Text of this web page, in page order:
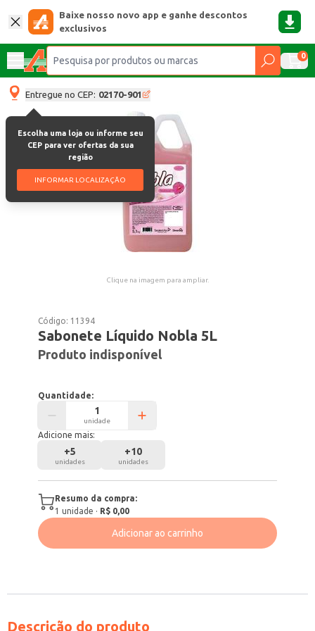
Baixe nosso novo app e ganhe descontos
exclusivos
0
Entregue no CEP: 02170-901
Escolha uma loja ou informe seu
CEP para ver ofertas da sua
região
INFORMAR LOCALIZAÇÃO
Clique na imagem para ampliar.
Código: 11394
Sabonete Líquido Nobla 5L
Produto indisponível
Quantidade:
unidade
Adicione mais:
+5
unidades
+10
unidades
Resumo da compra:
1 unidade · R$ 0,00
Adicionar ao carrinho
Descrição do produto